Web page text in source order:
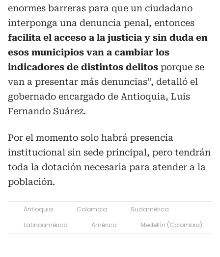
enormes barreras para que un ciudadano
interponga una denuncia penal, entonces
facilita el acceso a la justicia y sin duda en
esos municipios van a cambiar los
indicadores de distintos delitos porque se
van a presentar más denuncias”, detalló el
gobernado encargado de Antioquia, Luis
Fernando Suárez.
Por el momento solo habrá presencia
institucional sin sede principal, pero tendrán
toda la dotación necesaria para atender a la
población.
Antioquia Colombia
Sudamérica
Latinoamérica
América Medellín (Colombia)